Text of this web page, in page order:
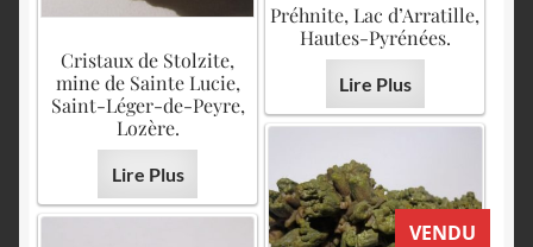
Préhnite, Lac d’Arratille,
Hautes-Pyrénées.
Lire Plus
Cristaux de Stolzite,
mine de Sainte Lucie,
Saint-Léger-de-Peyre,
Lozère.
Lire Plus
VENDU